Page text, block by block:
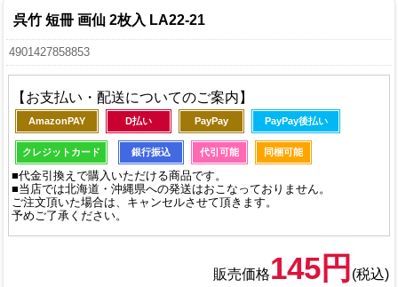
呉竹 短冊 画仙 2枚入 LA22-21
4901427858853
【お支払い・配送についてのご案内】
AmazonPAY D払い PayPay PayPay後払い
クレジットカード 銀行振込 代引可能 同梱可能
■代金引換えで購入いただける商品です。
■当店では北海道・沖縄県への発送はおこなっておりません。
ご注文頂いた場合は、キャンセルさせて頂きます。
予めご了承ください。
販売価格145円 (税込)